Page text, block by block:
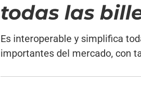
todas las
Es interoperable y simplifica
importantes del mercado, con